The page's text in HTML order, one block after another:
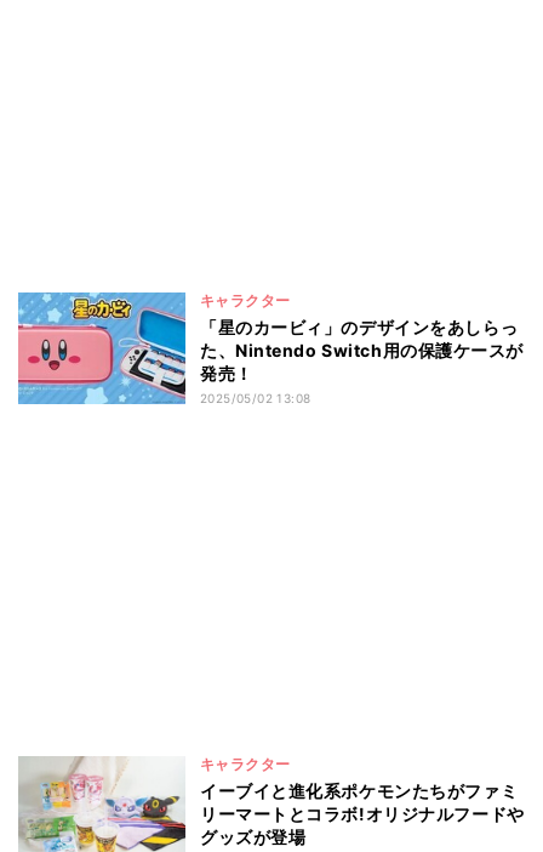
キャラクター
「星のカービィ」のデザインをあしらっ
た、Nintendo Switch用の保護ケースが
発売！
2025/05/02 13:08
キャラクター
イーブイと進化系ポケモンたちがファミ
リーマートとコラボ!オリジナルフードや
グッズが登場